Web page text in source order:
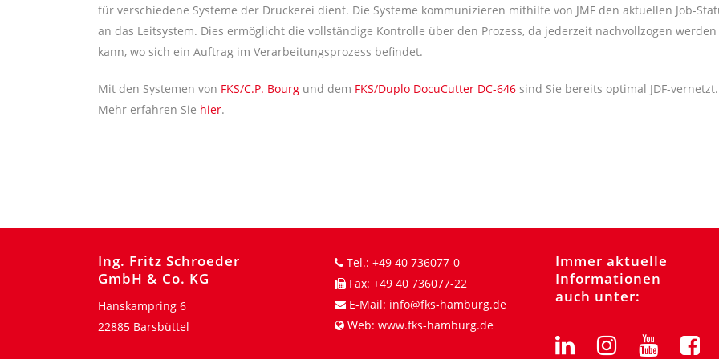
für verschiedene Systeme der Druckerei dient. Die Systeme kommunizieren mithilfe von JMF den aktuellen Job-
an das Leitsystem. Dies ermöglicht die vollständige Kontrolle über den Prozess, da jederzeit nachvollzogen werden
kann, wo sich ein Auftrag im Verarbeitungsprozess befindet.
Mit den Systemen von FKS/C.P. Bourg und dem FKS/Duplo DocuCutter DC-646 sind Sie bereits optimal JDF-vernetzt.
Mehr erfahren Sie hier.
Ing. Fritz Schroeder
GmbH & Co. KG
Hanskampring 6
22885 Barsbüttel
Tel.: +49 40 736077-0
Fax: +49 40 736077-22
E-Mail: info@fks-hamburg.de
Web: www.fks-hamburg.de
Immer aktuelle
Informationen
auch unter: